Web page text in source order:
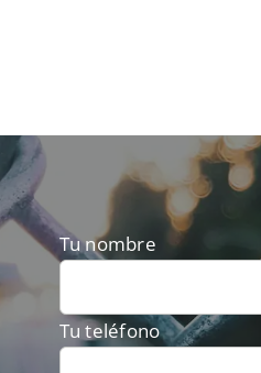
Tu nombre
Tu teléfono